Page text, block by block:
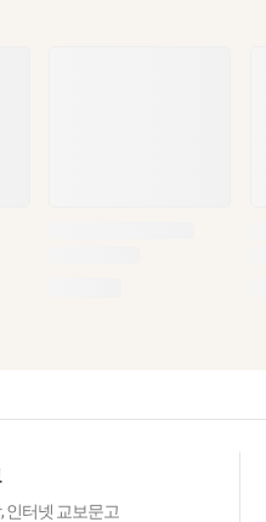
인터넷 교보문고